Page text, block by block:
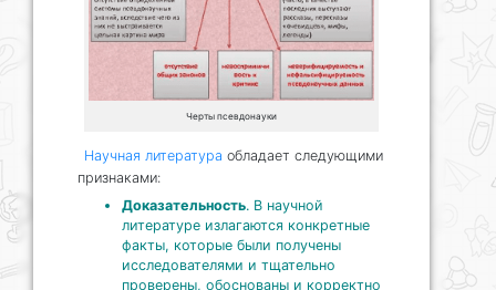
Черты псевдонауки
Научная литература обладает следующими
признаками:
Доказательность. В научной
литературе излагаются конкретные
факты, которые были получены
исследователями и тщательно
проверены, обоснованы и корректно